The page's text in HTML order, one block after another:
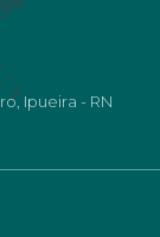
Ipueira - RN